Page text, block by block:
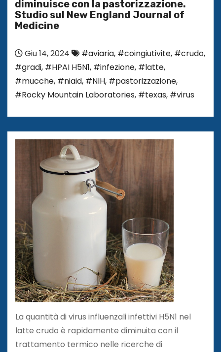
diminuisce con la pastorizzazione.
Studio sul New England Journal of
Medicine
Giu 14, 2024 #aviaria, #coingiutivite, #crudo,
#gradi, #HPAI H5N1, #infezione, #latte,
#mucche, #niaid, #NIH, #pastorizzazione,
#Rocky Mountain Laboratories, #texas, #virus
La quantità di virus influenzali infettivi H5N1 nel
latte crudo è rapidamente diminuita con il
trattamento termico nelle ricerche di